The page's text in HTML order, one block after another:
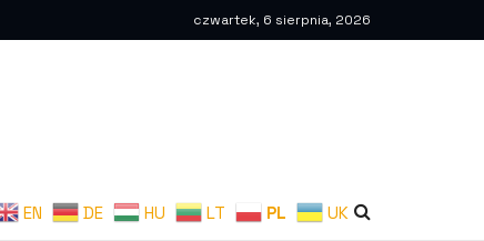
czwartek, 6 sierpnia, 2026
EN DE HU LT PL UK